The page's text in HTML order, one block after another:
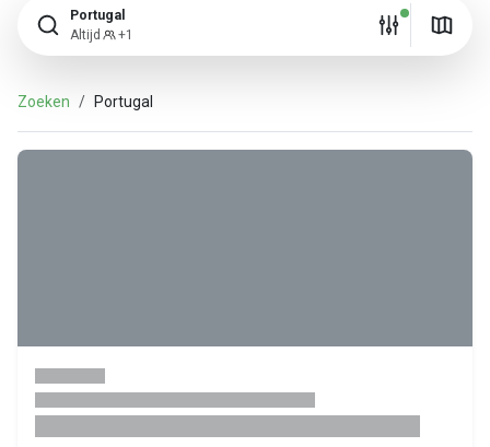
Portugal
Altijd
+1
Zoeken Portugal